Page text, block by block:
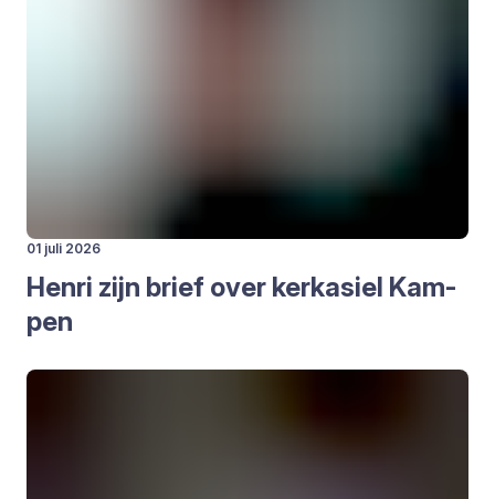
01 juli 2026
Hen­ri zijn brief over kerk­asiel Kam­
pen